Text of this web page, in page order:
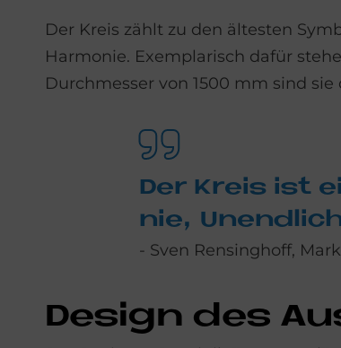
Der Kreis zählt zu den ältesten
Harmonie. Exemplarisch dafür
Durchmesser von 1500 mm sind
Der Kreis ist
nie,
- Sven Rensinghoff,
De­sign des